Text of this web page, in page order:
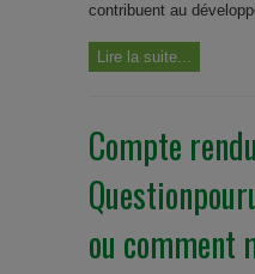
contribuent au
Lire la suite...
Compte
ou comment